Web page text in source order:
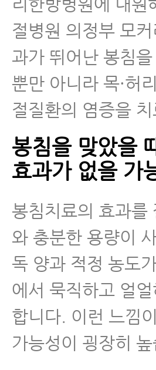
절병원 의정부 모
과가 뛰어난 봉침
뿐만 아니라 목·허
절질환의 염증을
봉침을 맞았을
효과가 없을 가
봉침치료의 효과를
와 충분한 용량이
독 양과 적정 농도
에서 묵직하고 얼
합니다. 이런 느낌
가능성이 굉장히